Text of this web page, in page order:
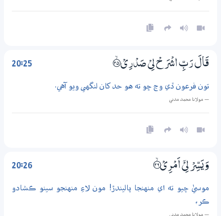
20:25 قَالَ رَبِّ اشْرَحْ لِيْ صَدْرِيْ ؀ۙ25
تون فرعون ڏي وڃ ڇو ته هو حد کان لنگهي ويو آهي.
— مولانا محمد مدني
20:26 وَيَسِّرْ لِيْٓ اَمْرِيْ ؀ۙ26
موسيٰ چيو ته اي منهنجا پاليندڙ! مون لاءِ منهنجو سينو ڪشادو
ڪر،
— مولانا محمد مدني